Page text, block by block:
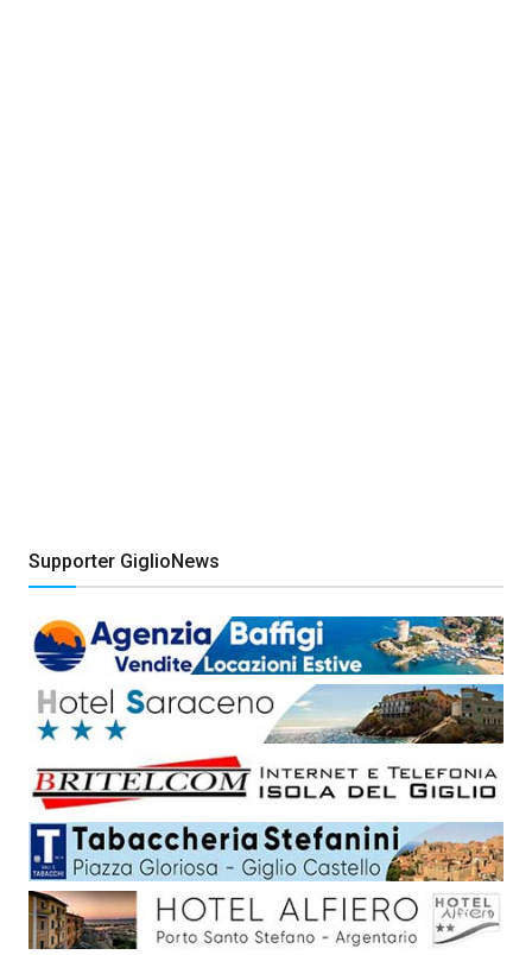
Supporter GiglioNews